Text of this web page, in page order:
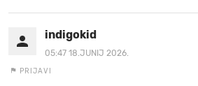
indigokid
05:47 18.JUNIJ 2026.
PRIJAVI